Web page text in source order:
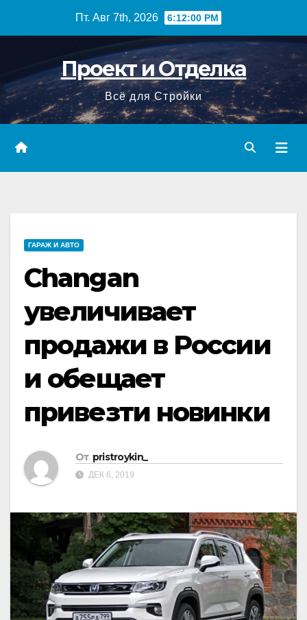
Пт. Авг 7th, 2026 6:12:00 PM
Проект и Отделка
Всё для Стройки
ГАРАЖ И АВТО
Changan
увеличивает
продажи в России
и обещает
привезти новинки
От pristroykin_
ДЕК 6, 2019